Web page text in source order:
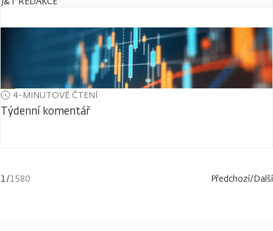
4-MINUTOVÉ ČTENÍ
Týdenní komentář
1/1580 Předchozí/Další